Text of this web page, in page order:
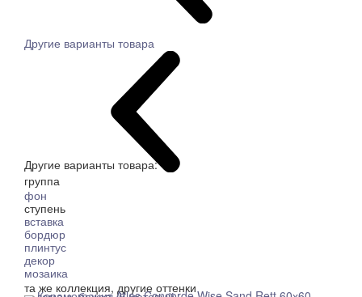
Другие варианты товара
Другие варианты товара:
группа
фон
ступень
вставка
бордюр
плинтус
декор
мозаика
та же коллекция, другие оттенки